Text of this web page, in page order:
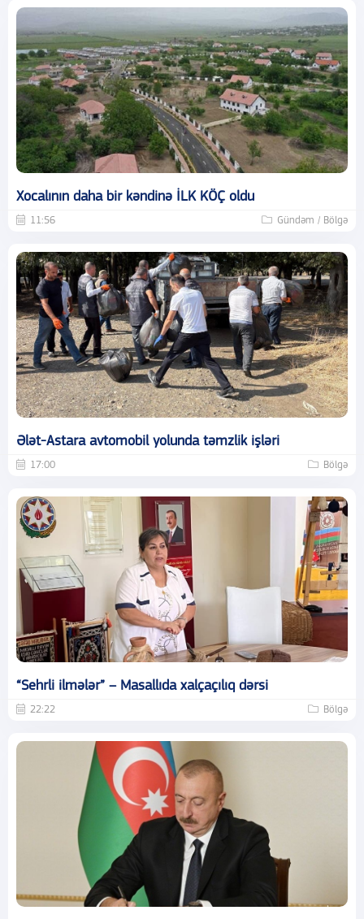
Xocalının daha bir kəndinə İLK KÖÇ oldu
11:56 Gündəm / Bölgə
Ələt-Astara avtomobil yolunda təmzlik işləri
17:00 Bölgə
“Sehrli ilmələr” – Masallıda xalçaçılıq dərsi
22:22 Bölgə